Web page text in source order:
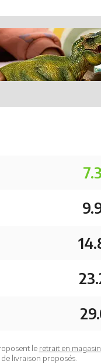
le retrait en magasin
livraison proposés.